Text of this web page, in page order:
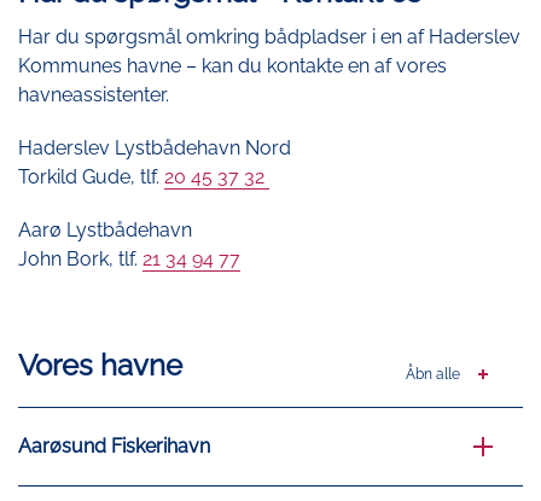
Har du spørgsmål omkring bådpladser i en af Haderslev
Kommunes havne – kan du kontakte en af vores
havneassistenter.
Haderslev Lystbådehavn Nord
Torkild Gude, tlf. 20 45 37 32
Aarø Lystbådehavn
John Bork, tlf. 21 34 94 77
Vores havne Åbn alle
Aarøsund Fiskerihavn